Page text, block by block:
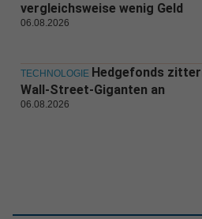
vergleichsweise wenig Geld
06.08.2026
TECHNOLOGIE Hedgefonds
Wall-Street-Giganten an
06.08.2026